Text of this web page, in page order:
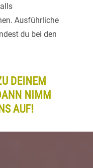
Ausführliche
du bei den
DEINEM
NIMM
AUF!